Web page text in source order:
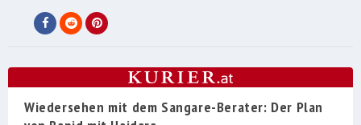
Wiedersehen mit dem Sangare-Berater: Der Plan